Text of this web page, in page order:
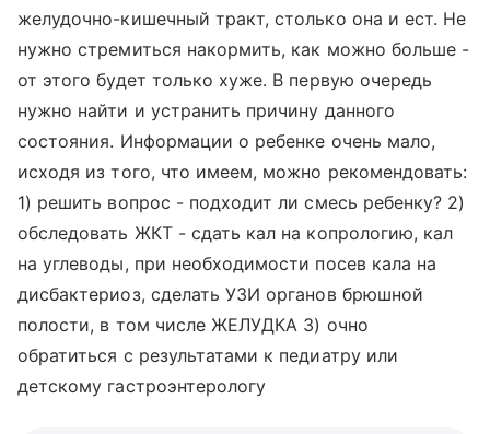
желудочно-кишечный тракт, столько она и ест. Не
нужно стремиться накормить, как можно больше -
от этого будет только хуже. В первую очередь
нужно найти и устранить причину данного
состояния. Информации о ребенке очень мало,
исходя из того, что имеем, можно рекомендовать:
1) решить вопрос - подходит ли смесь ребенку? 2)
обследовать ЖКТ - сдать кал на копрологию, кал
на углеводы, при необходимости посев кала на
дисбактериоз, сделать УЗИ органов брюшной
полости, в том числе ЖЕЛУДКА 3) очно
обратиться с результатами к педиатру или
детскому гастроэнтерологу